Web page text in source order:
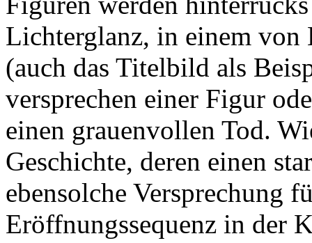
Lichterglanz, in einem
(auch das Titelbild als
versprechen einer Figur
einen grauenvollen Tod.
Geschichte, deren einen
ebensolche Versprechung
Eröffnungssequenz in der